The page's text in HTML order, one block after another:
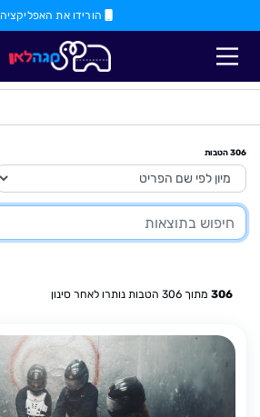
הורידו את האפליקציה
306הטבות
306 מתוך 306 הטבות נותרו לאחר סינון